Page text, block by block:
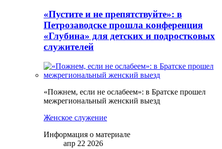
«Пустите и не препятствуйте»: в
Петрозаводске прошла конференция
«Глубина» для детских и подростковых
служителей
«Пожнем, если не ослабеем»: в Братске прошел
межрегиональный женский выезд
Женское служение
Информация о материале
апр 22 2026